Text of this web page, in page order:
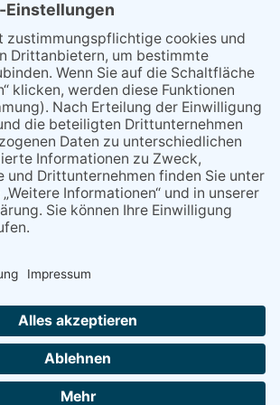
im Familienzentrum Eppstein
Eppstein auf dem Gottfriedplatz
der Feuerwehr Niederjosbach
unter Freunden im Familienzentrum Eppstein
Glasgestaltung und Malerei im Kunstkaufhaus
NACH OBEN
- Eppsteiner Zeitung Druck- und Verlags-
GmbH